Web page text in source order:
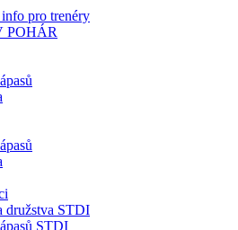
pro trenéry
POHÁR
družstva STDI
STDI